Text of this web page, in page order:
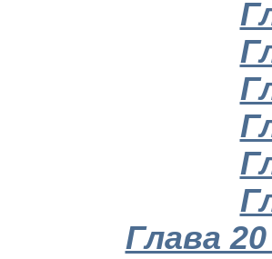
Глава